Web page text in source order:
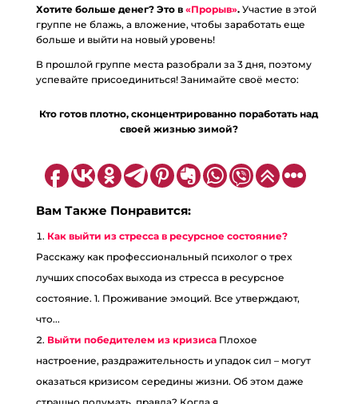
Хотите больше денег? Это в «Прорыв».Участие в этой
группе не блажь, а вложение, чтобы заработать еще
больше и выйти на новый уровень!
В прошлой группе места разобрали за 3 дня, поэтому
успевайте присоединиться! Занимайте своё место:
Кто готов плотно, сконцентрированно поработать над
своей жизнью зимой?
Вам Также Понравится:
Как выйти из стресса в ресурсное состояние?
Расскажу как профессиональный психолог о трех
лучших способах выхода из стресса в ресурсное
состояние. 1. Проживание эмоций. Все утверждают,
что...
Выйти победителем из кризиса Плохое
настроение, раздражительность и упадок сил – могут
оказаться кризисом середины жизни. Об этом даже